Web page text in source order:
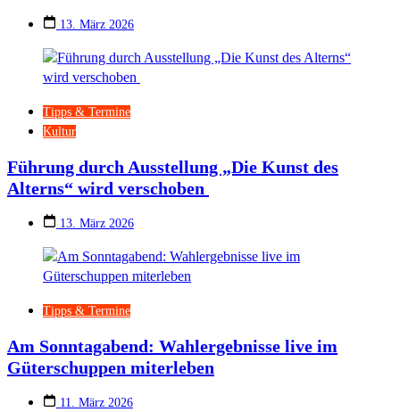
13. März 2026
Tipps & Termine
Kultur
Führung durch Ausstellung „Die Kunst des
Alterns“ wird verschoben
13. März 2026
Tipps & Termine
Am Sonntagabend: Wahlergebnisse live im
Güterschuppen miterleben
11. März 2026